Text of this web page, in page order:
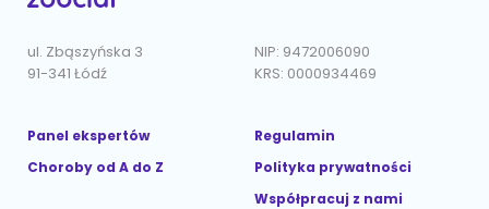
ul. Zbąszyńska 3
91-341 Łódź
NIP: 9472006090
KRS: 0000934469
Panel ekspertów
Choroby od A do Z
Regulamin
Polityka prywatności
Współpracuj z nami